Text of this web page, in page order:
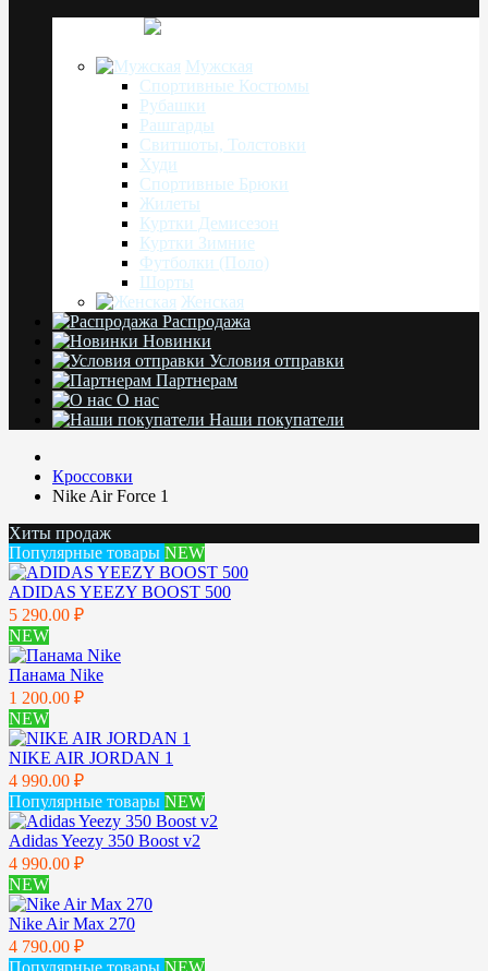
Мужская
Спортивные Костюмы
Рубашки
Рашгарды
Свитшоты, Толстовки
Худи
Спортивные Брюки
Жилеты
Куртки Демисезон
Куртки Зимние
Футболки (Поло)
Шорты
Женская
Распродажа
Новинки
Условия отправки
Партнерам
О нас
Наши покупатели
Кроссовки
Nike Air Force 1
Хиты продаж
Популярные товары NEW
ADIDAS YEEZY BOOST 500
5 290.00 ₽
NEW
Панама Nike
1 200.00 ₽
NEW
NIKE AIR JORDAN 1
4 990.00 ₽
Популярные товары NEW
Adidas Yeezy 350 Boost v2
4 990.00 ₽
NEW
Nike Air Max 270
4 790.00 ₽
Популярные товары NEW